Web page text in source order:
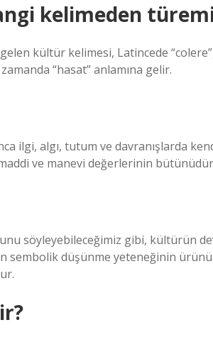
kelimeden
kültür kelimesi, Latincede
“hasat” anlamına gelir.
ilgi, algı, tutum ve davranışlarda
ve manevi değerlerinin
söyleyebileceğimiz gibi, kültürün
sembolik düşünme yeteneğinin